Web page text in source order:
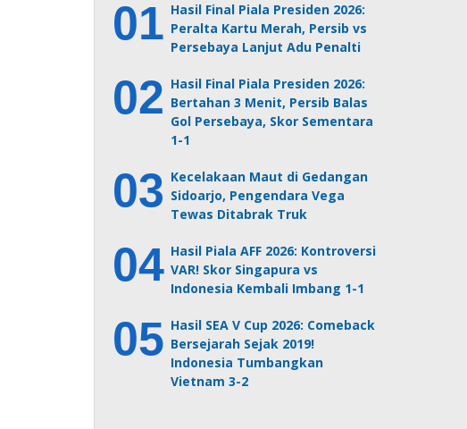
Hasil Final Piala Presiden 2026:
Peralta Kartu Merah, Persib vs
Persebaya Lanjut Adu Penalti
Hasil Final Piala Presiden 2026:
Bertahan 3 Menit, Persib Balas
Gol Persebaya, Skor Sementara
1-1
Kecelakaan Maut di Gedangan
Sidoarjo, Pengendara Vega
Tewas Ditabrak Truk
Hasil Piala AFF 2026: Kontroversi
VAR! Skor Singapura vs
Indonesia Kembali Imbang 1-1
Hasil SEA V Cup 2026: Comeback
Bersejarah Sejak 2019!
Indonesia Tumbangkan
Vietnam 3-2